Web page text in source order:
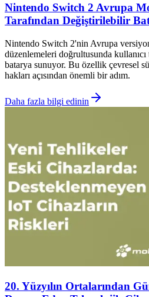
Nintendo Switch 2 Avrupa
Tarafından Değiştirilebilir
Nintendo Switch 2'nin Avrupa
düzenlemeleri doğrultusunda
batarya sunuyor. Bu özellik çevresel
hakları açısından önemli bir adım.
Daha fazla bilgi edinin
20. Yüzyılın Ortalarından